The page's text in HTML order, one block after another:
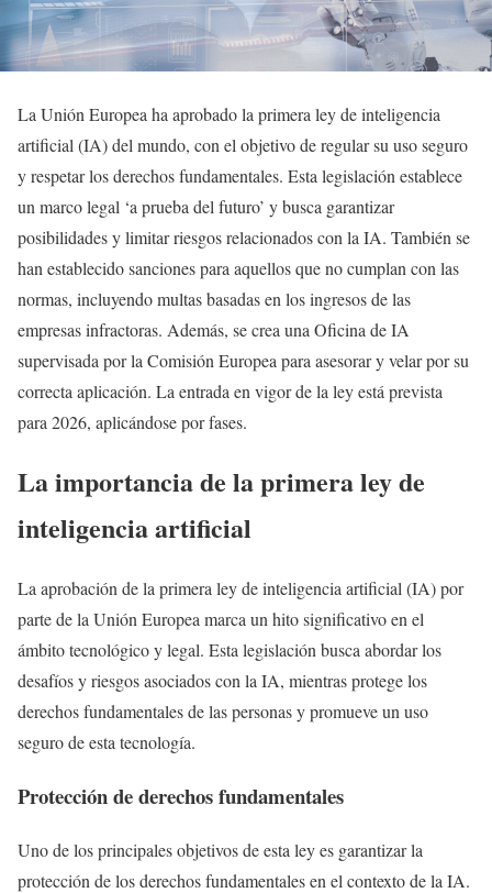
La Unión Europea ha aprobado la primera ley de inteligencia
artificial (IA) del mundo, con el objetivo de regular su uso seguro
y respetar los derechos fundamentales. Esta legislación establece
un marco legal ‘a prueba del futuro’ y busca garantizar
posibilidades y limitar riesgos relacionados con la IA. También se
han establecido sanciones para aquellos que no cumplan con las
normas, incluyendo multas basadas en los ingresos de las
empresas infractoras. Además, se crea una Oficina de IA
supervisada por la Comisión Europea para asesorar y velar por su
correcta aplicación. La entrada en vigor de la ley está prevista
para 2026, aplicándose por fases.
La importancia de la primera ley de
inteligencia artificial
La aprobación de la primera ley de inteligencia artificial (IA) por
parte de la Unión Europea marca un hito significativo en el
ámbito tecnológico y legal. Esta legislación busca abordar los
desafíos y riesgos asociados con la IA, mientras protege los
derechos fundamentales de las personas y promueve un uso
seguro de esta tecnología.
Protección de derechos fundamentales
Uno de los principales objetivos de esta ley es garantizar la
protección de los derechos fundamentales en el contexto de la IA.